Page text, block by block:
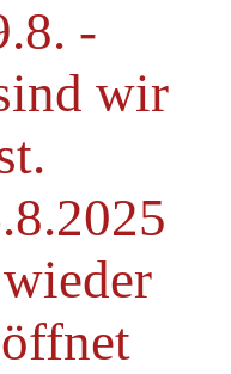
-
wir